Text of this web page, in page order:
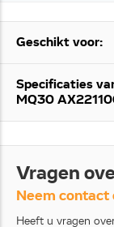
Geschikt voor:
Specificaties
MQ30
Vragen
Neem contact
Heeft u vragen